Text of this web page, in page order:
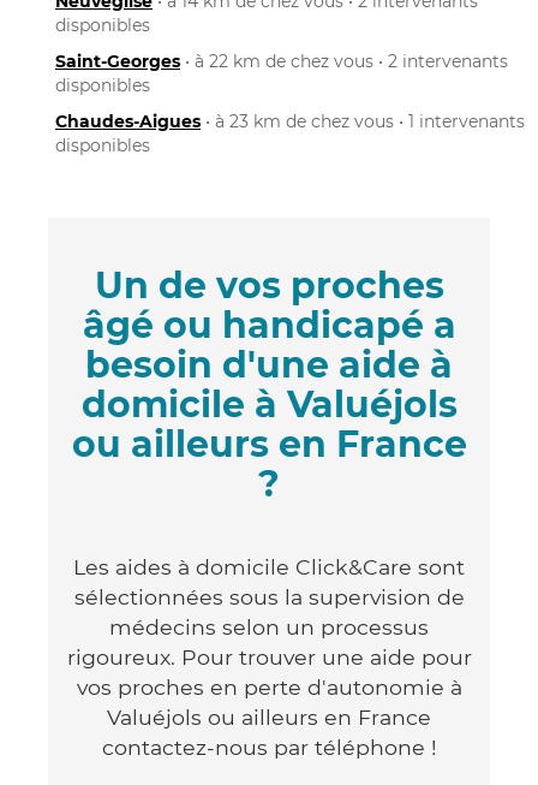
disponibles
Saint-Georges • à 22 km de chez vous • 2 intervenants
disponibles
Chaudes-Aigues • à 23 km de chez vous • 1 intervenants
disponibles
Un de vos proches
âgé ou handicapé a
besoin d'une aide à
domicile à Valuéjols
ou ailleurs en France
?
Les aides à domicile Click&Care sont
sélectionnées sous la supervision de
médecins selon un processus
rigoureux. Pour trouver une aide pour
vos proches en perte d'autonomie à
Valuéjols ou ailleurs en France
contactez-nous par téléphone !